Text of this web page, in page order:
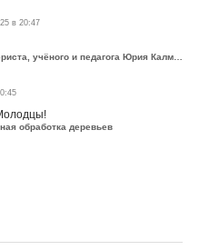
в 20:47
В Черкесске чествовали выдающегося юриста, учёного и педагога Юрия Калмыкова
обработка деревьев